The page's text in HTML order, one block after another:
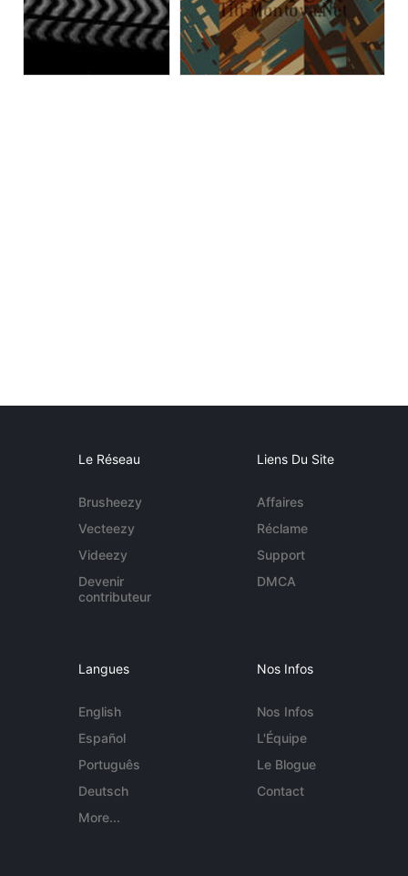
Le Réseau
Brusheezy
Vecteezy
Videezy
Devenir
contributeur
Liens Du Site
Affaires
Réclame
Support
DMCA
Langues
English
Español
Português
Deutsch
More...
Nos Infos
Nos Infos
L'Équipe
Le Blogue
Contact